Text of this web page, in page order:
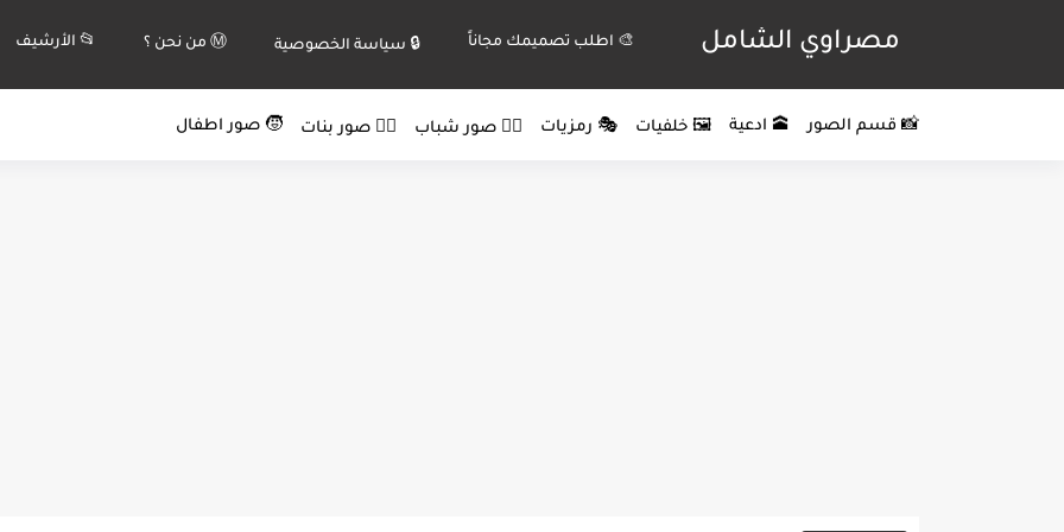
مصراوي الشامل 🎨 اطلب تصميمك مجاناً 🔒 سياسة الخصوصية Ⓜ️ من نحن ؟ 📂 الأرشيف
📸 قسم الصور 🕋 ادعية 🖼️ خلفيات 🎭 رمزيات 🙍‍♂️ صور شباب 🙍‍♀️ صور بنات 🧒 صور اطفال